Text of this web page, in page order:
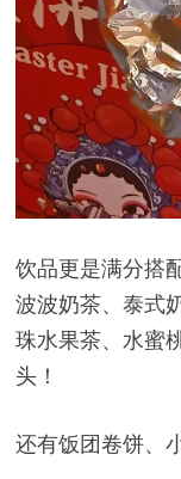
饮品更是满分搭
波波奶茶、泰式
珠水果茶、水蜜
头！
还有饭团卷饼、